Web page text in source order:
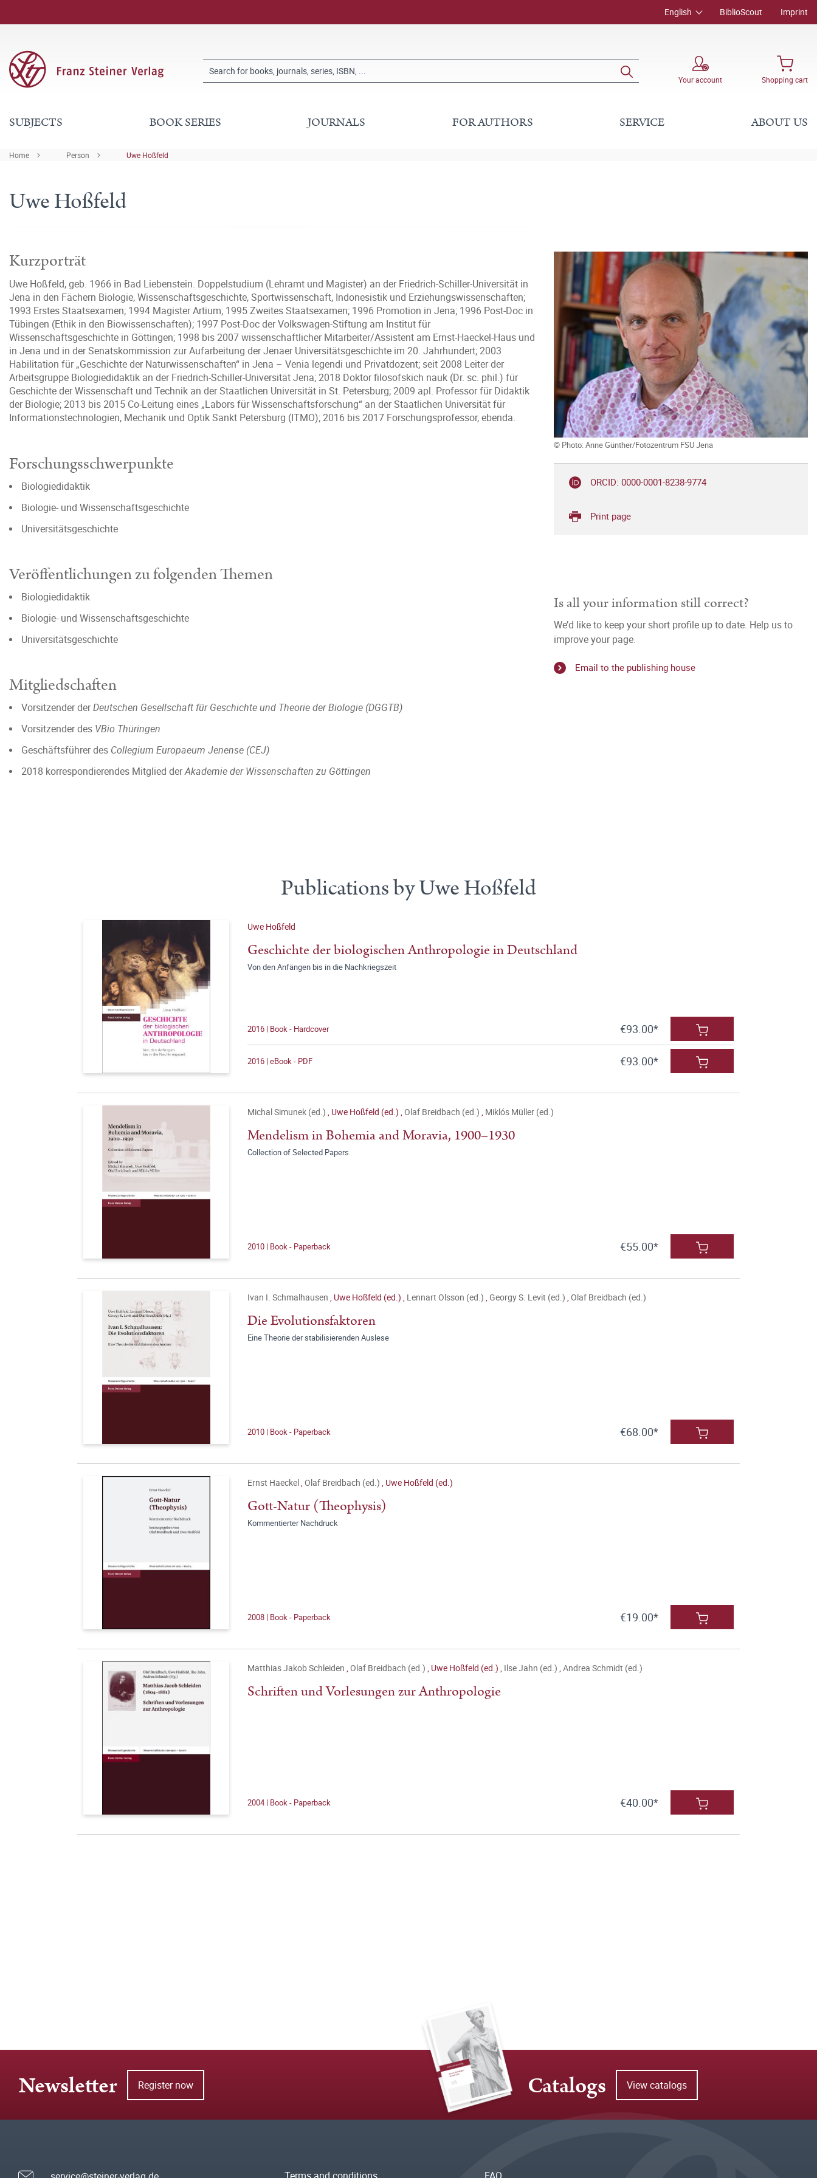
English BiblioScout Imprint
Your account Shopping cart
SUBJECTS BOOK SERIES JOURNALS FOR AUTHORS SERVICE ABOUT US
Home Person Uwe Hoßfeld
Uwe Hoßfeld
Kurzporträt
Uwe Hoßfeld, geb. 1966 in Bad Liebenstein. Doppelstudium (Lehramt und Magister) an der Friedrich-Schiller-Universität in
Jena in den Fächern Biologie, Wissenschaftsgeschichte, Sportwissenschaft, Indonesistik und Erziehungswissenschaften;
1993 Erstes Staatsexamen; 1994 Magister Artium; 1995 Zweites Staatsexamen; 1996 Promotion in Jena; 1996 Post-Doc in
Tübingen (Ethik in den Biowissenschaften); 1997 Post-Doc der Volkswagen-Stiftung am Institut für
Wissenschaftsgeschichte in Göttingen; 1998 bis 2007 wissenschaftlicher Mitarbeiter/Assistent am Ernst-Haeckel-Haus und
in Jena und in der Senatskommission zur Aufarbeitung der Jenaer Universitätsgeschichte im 20. Jahrhundert; 2003
Habilitation für „Geschichte der Naturwissenschaften“ in Jena – Venia legendi und Privatdozent; seit 2008 Leiter der
Arbeitsgruppe Biologiedidaktik an der Friedrich-Schiller-Universität Jena; 2018 Doktor filosofskich nauk (Dr. sc. phil.) für
Geschichte der Wissenschaft und Technik an der Staatlichen Universität in St. Petersburg; 2009 apl. Professor für Didaktik
der Biologie; 2013 bis 2015 Co-Leitung eines „Labors für Wissenschaftsforschung“ an der Staatlichen Universität für
Informationstechnologien, Mechanik und Optik Sankt Petersburg (ITMO); 2016 bis 2017 Forschungsprofessor, ebenda.
Forschungsschwerpunkte
Biologiedidaktik
Biologie- und Wissenschaftsgeschichte
Universitätsgeschichte
Veröffentlichungen zu folgenden Themen
Biologiedidaktik
Biologie- und Wissenschaftsgeschichte
Universitätsgeschichte
Mitgliedschaften
Vorsitzender derDeutschen Gesellschaft für Geschichte und Theorie der Biologie (DGGTB)
Vorsitzender des VBio Thüringen
Geschäftsführer des Collegium Europaeum Jenense (CEJ)
2018 korrespondierendes Mitglied derAkademie der Wissenschaften zu Göttingen
© Photo: Anne Günther/Fotozentrum FSU Jena
ORCID: 0000-0001-8238-9774
Print page
Is all your information still correct?
We’d like to keep your short profile up to date. Help us to
improve your page.
Email to the publishing house
Publications by Uwe Hoßfeld
Uwe Hoßfeld
Geschichte der biologischen Anthropologie in Deutschland
Von den Anfängen bis in die Nachkriegszeit
2016 | Book - Hardcover €93.00*
2016 | eBook - PDF €93.00*
Michal Simunek (ed.) , Uwe Hoßfeld (ed.) ,Olaf Breidbach (ed.) , Miklós Müller (ed.)
Mendelism in Bohemia and Moravia, 1900–1930
Collection of Selected Papers
2010 | Book - Paperback €55.00*
Ivan I. Schmalhausen , Uwe Hoßfeld (ed.) , Lennart Olsson (ed.) ,Georgy S. Levit (ed.) ,Olaf Breidbach (ed.)
Die Evolutionsfaktoren
Eine Theorie der stabilisierenden Auslese
2010 | Book - Paperback €68.00*
Ernst Haeckel,Olaf Breidbach (ed.) , Uwe Hoßfeld (ed.)
Gott-Natur (Theophysis)
Kommentierter Nachdruck
2008 | Book - Paperback €19.00*
Matthias Jakob Schleiden ,Olaf Breidbach (ed.) , Uwe Hoßfeld (ed.) , Ilse Jahn (ed.) ,Andrea Schmidt (ed.)
Schriften und Vorlesungen zur Anthropologie
2004 | Book - Paperback €40.00*
Newsletter Register now Catalogs View catalogs